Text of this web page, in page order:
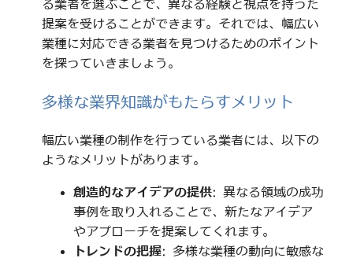
る業者を選ぶことで、異なる経験と視点を持った
提案を受けることができます。それでは、幅広い
業種に対応できる業者を見つけるためのポイント
を探っていきましょう。
多様な業界知識がもたらすメリット
幅広い業種の制作を行っている業者には、以下の
ようなメリットがあります。
創造的なアイデアの提供: 異なる領域の成功
事例を取り入れることで、新たなアイデア
やアプローチを提案してくれます。
トレンドの把握: 多様な業種の動向に敏感な